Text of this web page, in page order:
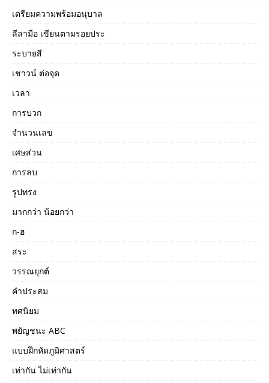
เตรียมความพร้อมอนุบาล
ลีลามือ เขียนตามรอยประ
ระบายสี
เชาวน์ ต่อจุด
เวลา
การบวก
จำนวนเลข
เศษส่วน
การลบ
รูปทรง
มากกว่า น้อยกว่า
ก-ฮ
สระ
วรรณยุกต์
คำประสม
ทศนิยม
พยัญชนะ ABC
แบบฝึกหัดภูมิศาสตร์
เท่ากัน ไม่เท่ากัน